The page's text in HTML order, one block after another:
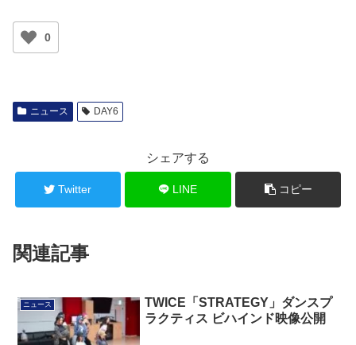
0
ニュース DAY6
シェアする
Twitter LINE コピー
関連記事
ニュース
TWICE「STRATEGY」ダンスプ
ラクティス ビハインド映像公開